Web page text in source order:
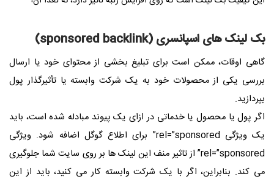
بک لینک های اسپانسری (sponsored backlink)
گاهی اوقات، ممکن است برای تبلیغ بخشی از محتوای خود یا ارسال
بررسی یکی از محصولات خود به یک شرکت وابسته یا تأثیرگذار پول
بپردازید.
اگر پول یا محصول یا خدماتی در ازای یک پیوند مبادله شده است، باید
یک ویژگی rel=”sponsored” برای اطلاع گوگل اضافه شود. ویژگی
rel=”sponsored” از تاثیر منف این لینک ها بر روی سایت شما جلوگیری
می کند. بنابراین، اگر با یک شرکت وابسته کار می کنید، باید از این